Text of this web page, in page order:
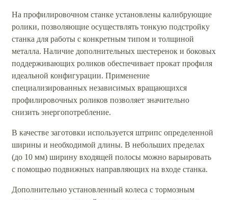
На профилировочном станке установлены калибрующие
ролики, позволяющие осуществлять тонкую подстройку
станка для работы с конкретным типом и толщиной
металла. Наличие дополнительных шестеренок и боковых
поддерживающих роликов обеспечивает прокат профиля
идеальной конфигурации. Применение
специализированных независимых вращающихся
профилировочных роликов позволяет значительно
снизить энергопотребление.
В качестве заготовки используется штрипс определенной
ширины и необходимой длины. В небольших пределах
(до 10 мм) ширину входящей полосы можно варьировать
с помощью подвижных направляющих на входе станка.
Дополнительно установленный колеса с тормозным